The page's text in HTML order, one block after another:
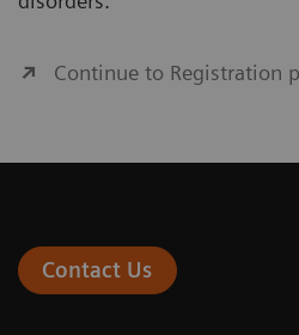
Continue to Registration
Contact Us